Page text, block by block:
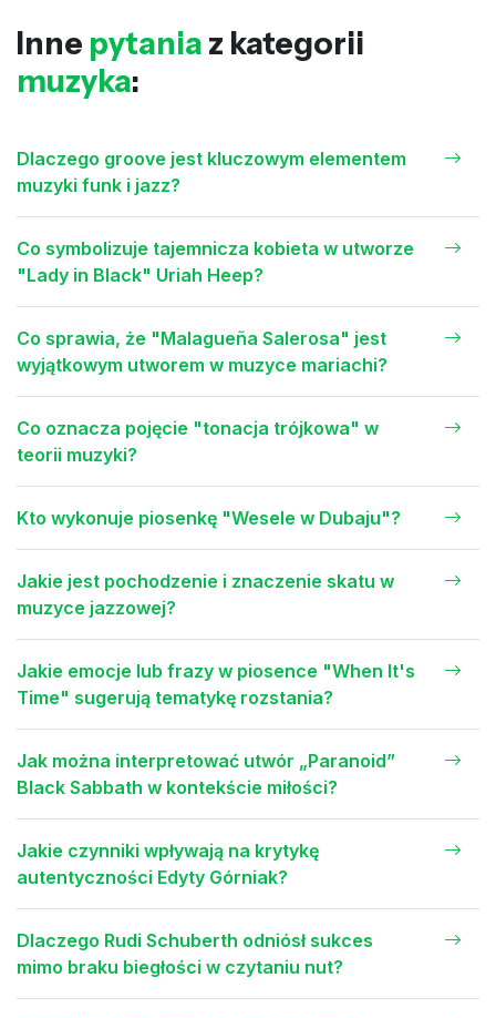
Inne pytania z kategorii
muzyka:
Dlaczego groove jest kluczowym elementem
muzyki funk i jazz?
Co symbolizuje tajemnicza kobieta w utworze
"Lady in Black" Uriah Heep?
Co sprawia, że "Malagueña Salerosa" jest
wyjątkowym utworem w muzyce mariachi?
Co oznacza pojęcie "tonacja trójkowa" w
teorii muzyki?
Kto wykonuje piosenkę "Wesele w Dubaju"?
Jakie jest pochodzenie i znaczenie skatu w
muzyce jazzowej?
Jakie emocje lub frazy w piosence "When It's
Time" sugerują tematykę rozstania?
Jak można interpretować utwór „Paranoid”
Black Sabbath w kontekście miłości?
Jakie czynniki wpływają na krytykę
autentyczności Edyty Górniak?
Dlaczego Rudi Schuberth odniósł sukces
mimo braku biegłości w czytaniu nut?